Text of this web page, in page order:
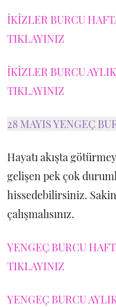
İKİZLER BURCU
TIKLAYINIZ
İKİZLER BURCU
TIKLAYINIZ
28 MAYIS YENGEÇ
Hayatı akışta
gelişen pek çok
hissedebilirsiniz. Sakin
çalışmalısınız.
YENGEÇ BURCU
TIKLAYINIZ
YENGEÇ BURCU